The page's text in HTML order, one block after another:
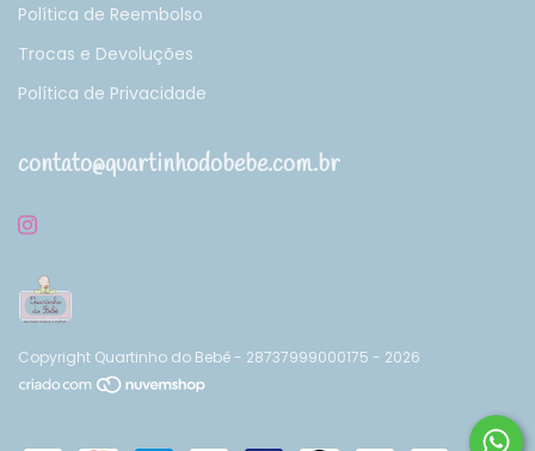
Política de Reembolso
Trocas e Devoluções
Política de Privacidade
contato@quartinhodobebe.com.br
Copyright Quartinho do Bebê - 28737999000175 - 2026